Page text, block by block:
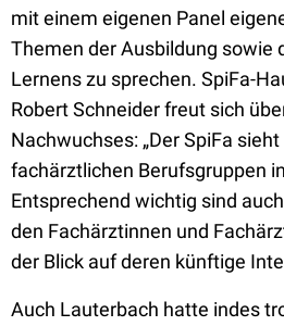
mit einem eigenen Panel
Themen der Ausbildung sowie
Lernens zu sprechen. SpiFa-
Robert Schneider freut sich
Nachwuchses: „Der SpiFa
fachärztlichen Berufsgruppen
Entsprechend wichtig sind
den Fachärztinnen und
der Blick auf deren künftige
Auch Lauterbach hatte indes